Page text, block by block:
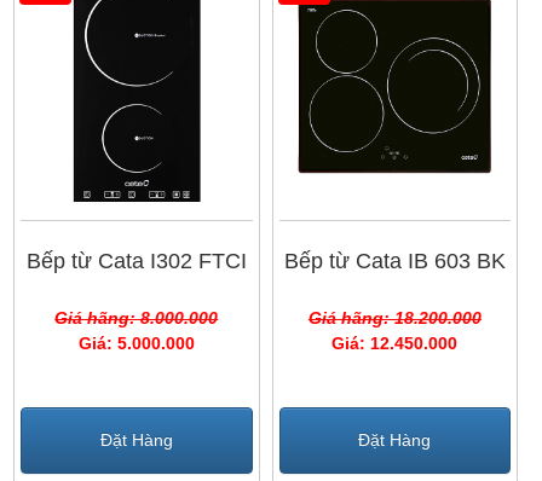
Bếp từ Cata I302 FTCI
Giá hãng: 8.000.000
Giá: 5.000.000
Đặt Hàng
Bếp từ Cata IB 603 BK
Giá hãng: 18.200.000
Giá: 12.450.000
Đặt Hàng